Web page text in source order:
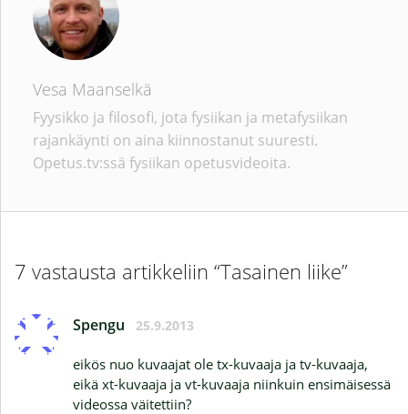
Vesa Maanselkä
Fyysikko ja filosofi, jota fysiikan ja metafysiikan
rajankäynti on aina kiinnostanut suuresti.
Opetus.tv:ssä fysiikan opetusvideoita.
7 vastausta artikkeliin “Tasainen liike”
Spengu 25.9.2013
eikös nuo kuvaajat ole tx-kuvaaja ja tv-kuvaaja,
eikä xt-kuvaaja ja vt-kuvaaja niinkuin ensimäisessä
videossa väitettiin?